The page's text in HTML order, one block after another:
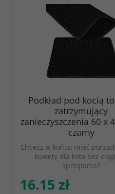
Podkład pod kocią
zatrzymujący
zanieczyszczenia 60 x
czarny
Chcesz w końcu mieć
kuwety dla kota bez
sprzątania?
16.15 zł